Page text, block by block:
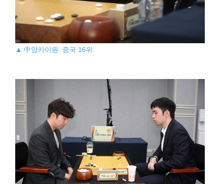
▲ 中양카이원. 중국 16위.